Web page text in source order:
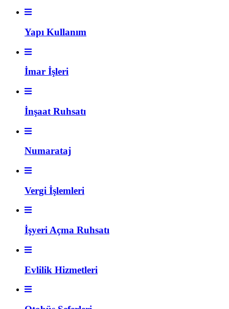
Yapı Kullanım
İmar İşleri
İnşaat Ruhsatı
Numarataj
Vergi İşlemleri
İşyeri Açma Ruhsatı
Evlilik Hizmetleri